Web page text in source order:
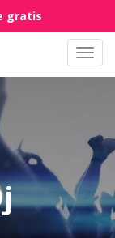
gratis